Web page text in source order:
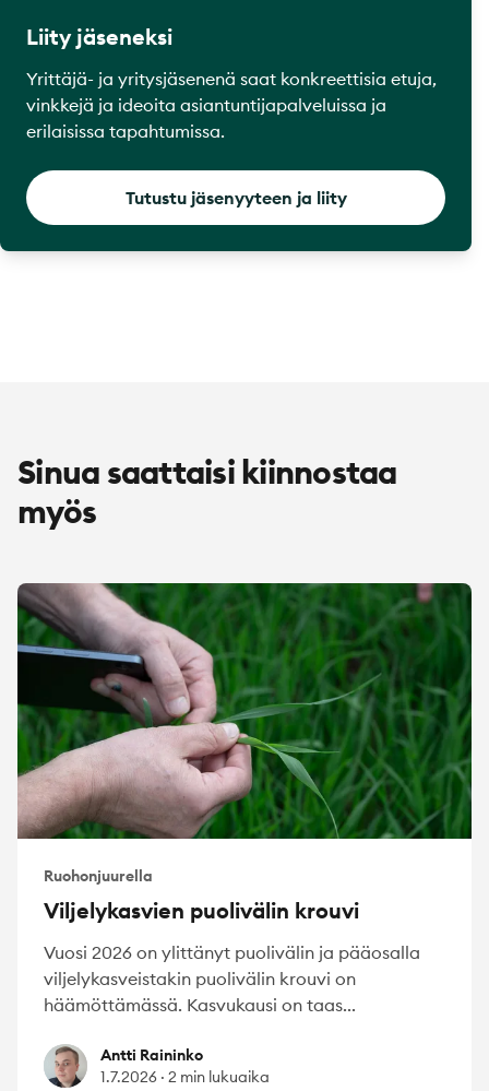
Liity jäseneksi
Yrittäjä- ja yritysjäsenenä saat konkreettisia etuja,
vinkkejä ja ideoita asiantuntijapalveluissa ja
erilaisissa tapahtumissa.
Tutustu jäsenyyteen ja liity
Sinua saattaisi kiinnostaa
myös
Ruohonjuurella
Viljelykasvien puolivälin krouvi
Vuosi 2026 on ylittänyt puolivälin ja pääosalla
viljelykasveistakin puolivälin krouvi on
häämöttämässä. Kasvukausi on taas...
Antti Raininko
Antti Raininko
1.7.2026 · 2 min lukuaika